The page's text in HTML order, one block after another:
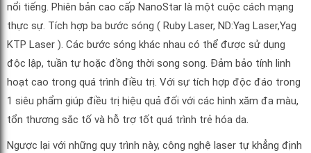
nổi tiếng. Phiên bản cao cấp NanoStar là một cuộc cách mạng
thực sự. Tích hợp ba bước sóng ( Ruby Laser, ND:Yag Laser,Yag
KTP Laser ). Các bước sóng khác nhau có thể được sử dụng
độc lập, tuần tự hoặc đồng thời song song. Đảm bảo tính linh
hoạt cao trong quá trình điều trị. Với sự tích hợp độc đáo trong
1 siêu phẩm giúp điều trị hiệu quả đối với các hình xăm đa màu,
tổn thương sắc tố và hỗ trợ tốt quá trình trẻ hóa da.
Ngược lại với những quy trình này, công nghệ laser tự khẳng định